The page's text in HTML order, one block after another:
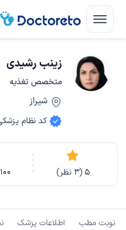
زینب رشیدی
متخصص تغذیه
شیراز
کد نظام
5
(
3 نظر) 100
نوبت مطب اطلاعات پزشک